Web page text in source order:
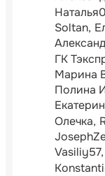
Soltan
ГК
Марина
Полина
Олечка
Vasiliy57